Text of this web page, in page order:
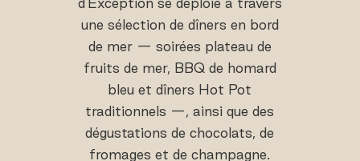
une sélection de dîners en bord
de mer — soirées plateau de
fruits de mer, BBQ de homard
bleu et dîners Hot Pot
traditionnels —, ainsi que des
dégustations de chocolats, de
fromages et de champagne.